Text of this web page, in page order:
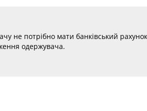
не потрібно мати банківський
одержувача.